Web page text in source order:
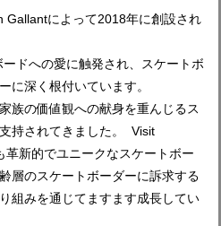
Gallantによって2018年に創設され
ドへの愛に触発され、スケートボ
に深く根付いています。
族の価値観への献身を重んじるス
持されてきました。 Visit
新的でユニークなスケートボー
層のスケートボーダーに訴求する
組みを通じてますます成長してい